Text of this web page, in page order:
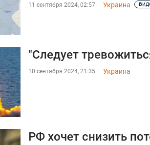
11 сентября 2024, 02:57 Украина
"Следует
10 сентября 2024, 21:35 Украина
РФ хочет снизить